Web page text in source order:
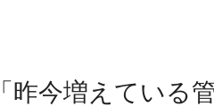
昨今増えている